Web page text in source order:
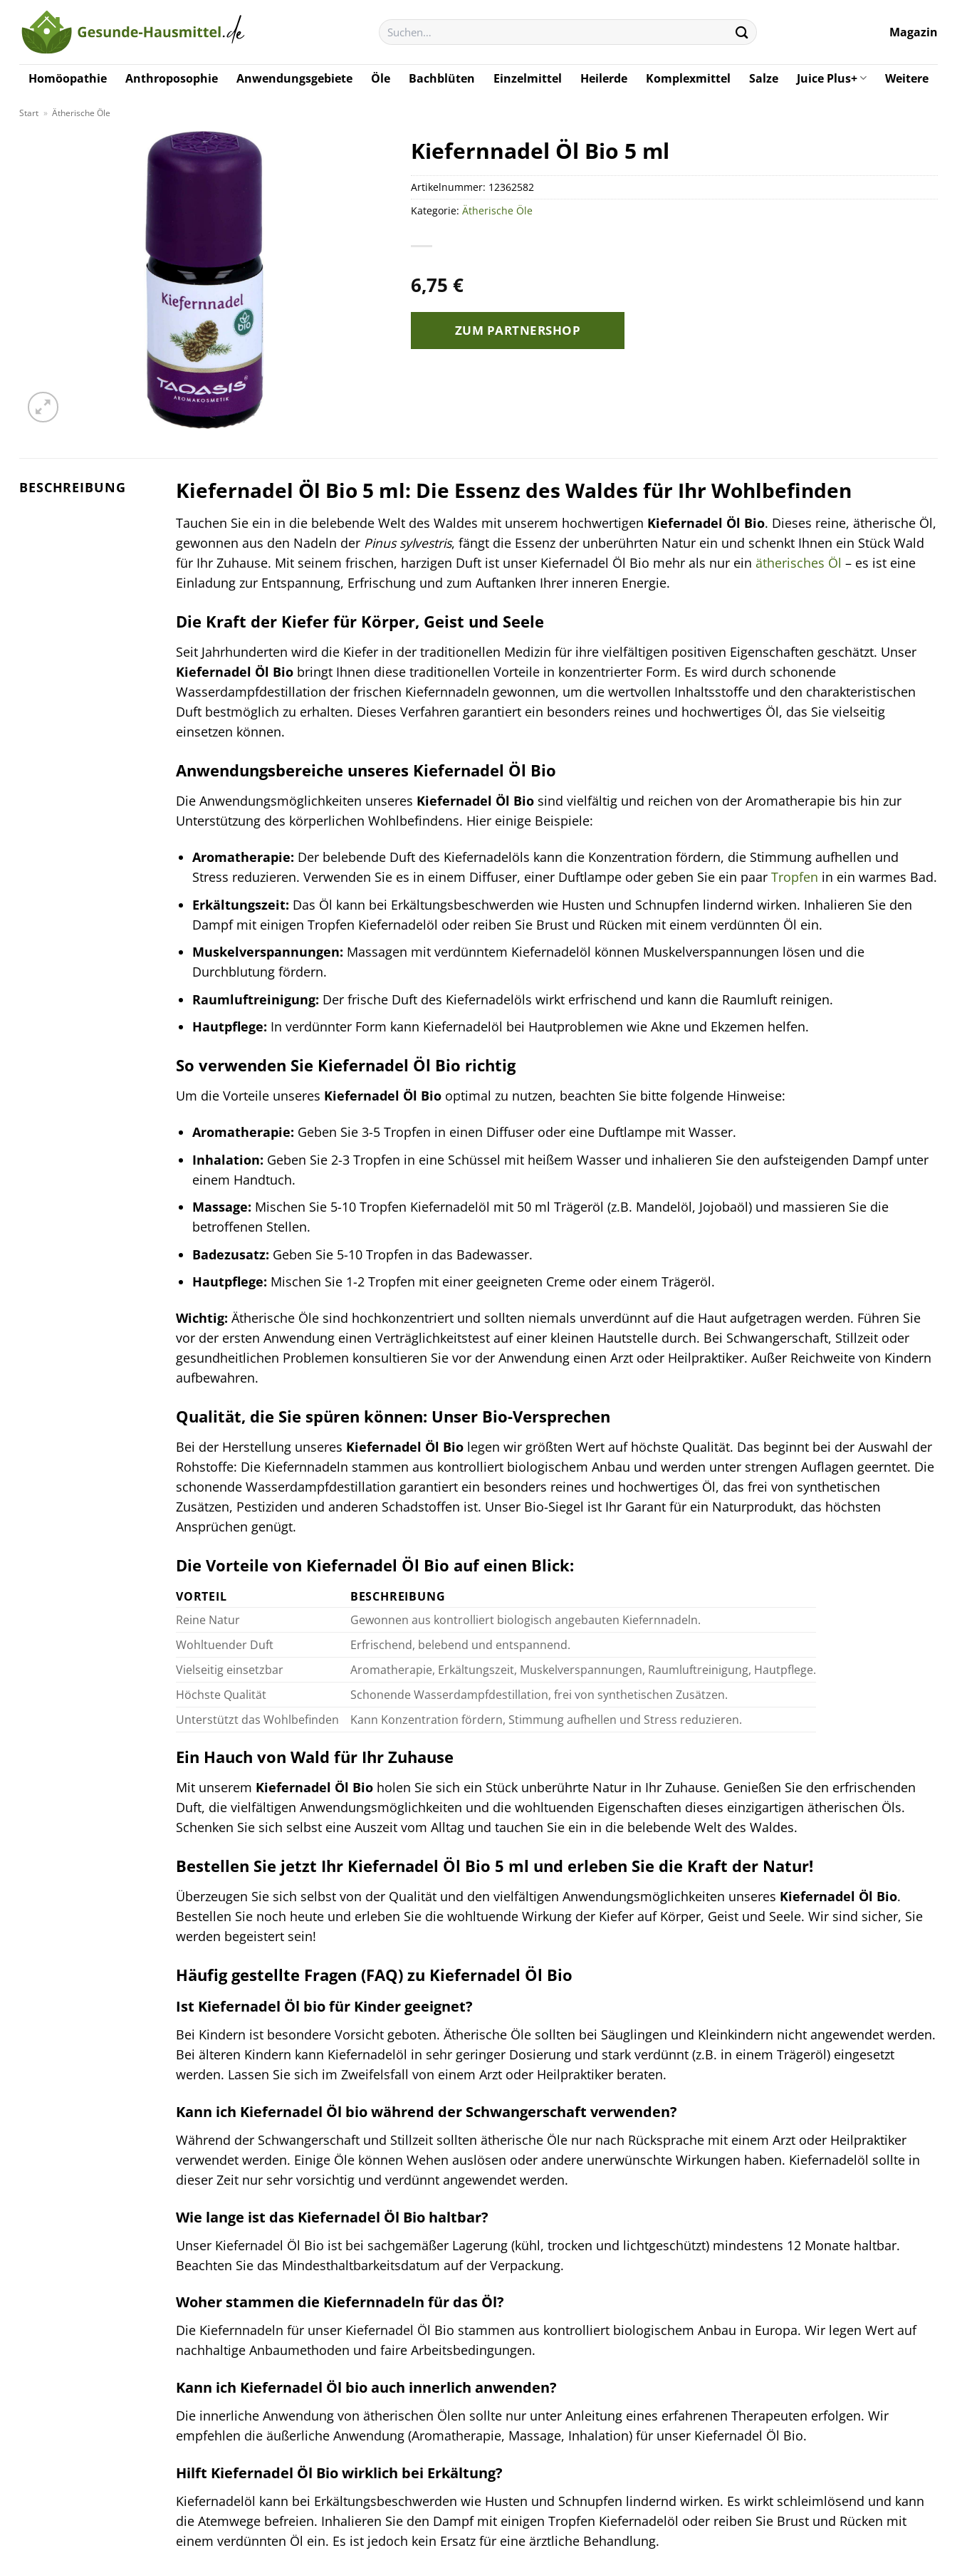
Inhalt
springen
Suchen
nach:
Magazin
Homöopathie Anthroposophie Anwendungsgebiete Öle Bachblüten Einzelmittel Heilerde Komplexmittel Salze Juice Plus+ Weitere
Start » Ätherische Öle
Kiefernnadel Öl Bio 5 ml
6,75 €
ZUM PARTNERSHOP
Artikelnummer: 12362582
Kategorie: Ätherische Öle
BESCHREIBUNG Kiefernadel Öl Bio 5 ml: Die Essenz des Waldes für Ihr Wohlbefinden
Tauchen Sie ein in die belebende Welt des Waldes mit unserem hochwertigen Kiefernadel Öl Bio. Dieses reine, ätherische Öl,
gewonnen aus den Nadeln der Pinus sylvestris, fängt die Essenz der unberührten Natur ein und schenkt Ihnen ein Stück Wald
für Ihr Zuhause. Mit seinem frischen, harzigen Duft ist unser Kiefernadel Öl Bio mehr als nur ein ätherisches Öl – es ist eine
Einladung zur Entspannung, Erfrischung und zum Auftanken Ihrer inneren Energie.
Die Kraft der Kiefer für Körper, Geist und Seele
Seit Jahrhunderten wird die Kiefer in der traditionellen Medizin für ihre vielfältigen positiven Eigenschaften geschätzt. Unser
Kiefernadel Öl Bio bringt Ihnen diese traditionellen Vorteile in konzentrierter Form. Es wird durch schonende
Wasserdampfdestillation der frischen Kiefernnadeln gewonnen, um die wertvollen Inhaltsstoffe und den charakteristischen
Duft bestmöglich zu erhalten. Dieses Verfahren garantiert ein besonders reines und hochwertiges Öl, das Sie vielseitig
einsetzen können.
Anwendungsbereiche unseres Kiefernadel Öl Bio
Die Anwendungsmöglichkeiten unseres Kiefernadel Öl Bio sind vielfältig und reichen von der Aromatherapie bis hin zur
Unterstützung des körperlichen Wohlbefindens. Hier einige Beispiele:
Aromatherapie: Der belebende Duft des Kiefernadelöls kann die Konzentration fördern, die Stimmung aufhellen und
Stress reduzieren. Verwenden Sie es in einem Diffuser, einer Duftlampe oder geben Sie ein paar Tropfen in ein warmes Bad.
Erkältungszeit: Das Öl kann bei Erkältungsbeschwerden wie Husten und Schnupfen lindernd wirken. Inhalieren Sie den
Dampf mit einigen Tropfen Kiefernadelöl oder reiben Sie Brust und Rücken mit einem verdünnten Öl ein.
Muskelverspannungen: Massagen mit verdünntem Kiefernadelöl können Muskelverspannungen lösen und die
Durchblutung fördern.
Raumluftreinigung: Der frische Duft des Kiefernadelöls wirkt erfrischend und kann die Raumluft reinigen.
Hautpflege: In verdünnter Form kann Kiefernadelöl bei Hautproblemen wie Akne und Ekzemen helfen.
So verwenden Sie Kiefernadel Öl Bio richtig
Um die Vorteile unseres Kiefernadel Öl Bio optimal zu nutzen, beachten Sie bitte folgende Hinweise:
Aromatherapie: Geben Sie 3-5 Tropfen in einen Diffuser oder eine Duftlampe mit Wasser.
Inhalation: Geben Sie 2-3 Tropfen in eine Schüssel mit heißem Wasser und inhalieren Sie den aufsteigenden Dampf unter
einem Handtuch.
Massage: Mischen Sie 5-10 Tropfen Kiefernadelöl mit 50 ml Trägeröl (z.B. Mandelöl, Jojobaöl) und massieren Sie die
betroffenen Stellen.
Badezusatz: Geben Sie 5-10 Tropfen in das Badewasser.
Hautpflege: Mischen Sie 1-2 Tropfen mit einer geeigneten Creme oder einem Trägeröl.
Wichtig: Ätherische Öle sind hochkonzentriert und sollten niemals unverdünnt auf die Haut aufgetragen werden. Führen Sie
vor der ersten Anwendung einen Verträglichkeitstest auf einer kleinen Hautstelle durch. Bei Schwangerschaft, Stillzeit oder
gesundheitlichen Problemen konsultieren Sie vor der Anwendung einen Arzt oder Heilpraktiker. Außer Reichweite von Kindern
aufbewahren.
Qualität, die Sie spüren können: Unser Bio-Versprechen
Bei der Herstellung unseres Kiefernadel Öl Bio legen wir größten Wert auf höchste Qualität. Das beginnt bei der Auswahl der
Rohstoffe: Die Kiefernnadeln stammen aus kontrolliert biologischem Anbau und werden unter strengen Auflagen geerntet. Die
schonende Wasserdampfdestillation garantiert ein besonders reines und hochwertiges Öl, das frei von synthetischen
Zusätzen, Pestiziden und anderen Schadstoffen ist. Unser Bio-Siegel ist Ihr Garant für ein Naturprodukt, das höchsten
Ansprüchen genügt.
Die Vorteile von Kiefernadel Öl Bio auf einen Blick:
VORTEIL
BESCHREIBUNG
Reine Natur
Gewonnen aus kontrolliert biologisch angebauten Kiefernnadeln.
Wohltuender Duft
Erfrischend, belebend und entspannend.
Vielseitig einsetzbar
Aromatherapie, Erkältungszeit, Muskelverspannungen, Raumluftreinigung, Hautpflege.
Höchste Qualität
Schonende Wasserdampfdestillation, frei von synthetischen Zusätzen.
Unterstützt das Wohlbefinden
Kann Konzentration fördern, Stimmung aufhellen und Stress reduzieren.
Ein Hauch von Wald für Ihr Zuhause
Mit unserem Kiefernadel Öl Bio holen Sie sich ein Stück unberührte Natur in Ihr Zuhause. Genießen Sie den erfrischenden
Duft, die vielfältigen Anwendungsmöglichkeiten und die wohltuenden Eigenschaften dieses einzigartigen ätherischen Öls.
Schenken Sie sich selbst eine Auszeit vom Alltag und tauchen Sie ein in die belebende Welt des Waldes.
Bestellen Sie jetzt Ihr Kiefernadel Öl Bio 5 ml und erleben Sie die Kraft der Natur!
Überzeugen Sie sich selbst von der Qualität und den vielfältigen Anwendungsmöglichkeiten unseres Kiefernadel Öl Bio.
Bestellen Sie noch heute und erleben Sie die wohltuende Wirkung der Kiefer auf Körper, Geist und Seele. Wir sind sicher, Sie
werden begeistert sein!
Häufig gestellte Fragen (FAQ) zu Kiefernadel Öl Bio
Ist Kiefernadel Öl bio für Kinder geeignet?
Bei Kindern ist besondere Vorsicht geboten. Ätherische Öle sollten bei Säuglingen und Kleinkindern nicht angewendet werden.
Bei älteren Kindern kann Kiefernadelöl in sehr geringer Dosierung und stark verdünnt (z.B. in einem Trägeröl) eingesetzt
werden. Lassen Sie sich im Zweifelsfall von einem Arzt oder Heilpraktiker beraten.
Kann ich Kiefernadel Öl bio während der Schwangerschaft verwenden?
Während der Schwangerschaft und Stillzeit sollten ätherische Öle nur nach Rücksprache mit einem Arzt oder Heilpraktiker
verwendet werden. Einige Öle können Wehen auslösen oder andere unerwünschte Wirkungen haben. Kiefernadelöl sollte in
dieser Zeit nur sehr vorsichtig und verdünnt angewendet werden.
Wie lange ist das Kiefernadel Öl Bio haltbar?
Unser Kiefernadel Öl Bio ist bei sachgemäßer Lagerung (kühl, trocken und lichtgeschützt) mindestens 12 Monate haltbar.
Beachten Sie das Mindesthaltbarkeitsdatum auf der Verpackung.
Woher stammen die Kiefernnadeln für das Öl?
Die Kiefernnadeln für unser Kiefernadel Öl Bio stammen aus kontrolliert biologischem Anbau in Europa. Wir legen Wert auf
nachhaltige Anbaumethoden und faire Arbeitsbedingungen.
Kann ich Kiefernadel Öl bio auch innerlich anwenden?
Die innerliche Anwendung von ätherischen Ölen sollte nur unter Anleitung eines erfahrenen Therapeuten erfolgen. Wir
empfehlen die äußerliche Anwendung (Aromatherapie, Massage, Inhalation) für unser Kiefernadel Öl Bio.
Hilft Kiefernadel Öl Bio wirklich bei Erkältung?
Kiefernadelöl kann bei Erkältungsbeschwerden wie Husten und Schnupfen lindernd wirken. Es wirkt schleimlösend und kann
die Atemwege befreien. Inhalieren Sie den Dampf mit einigen Tropfen Kiefernadelöl oder reiben Sie Brust und Rücken mit
einem verdünnten Öl ein. Es ist jedoch kein Ersatz für eine ärztliche Behandlung.